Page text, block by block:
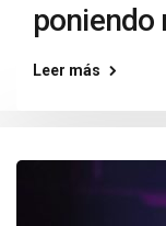
poniendo
Leer más